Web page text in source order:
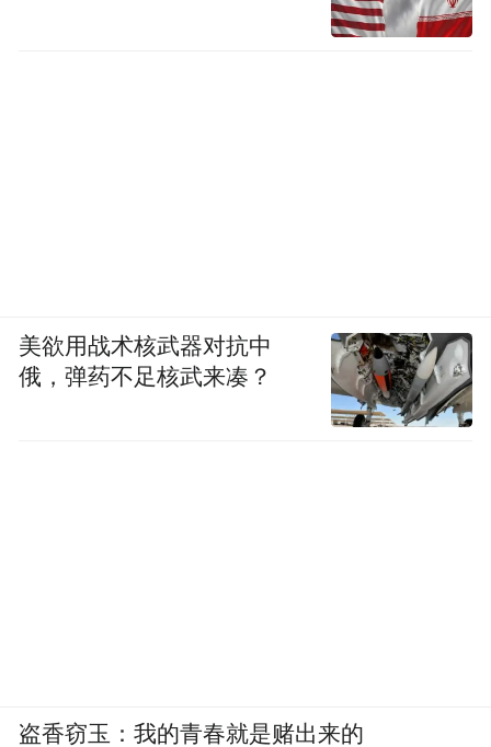
美欲用战术核武器对抗中
俄，弹药不足核武来凑？
盗香窃玉：我的青春就是赌出来的